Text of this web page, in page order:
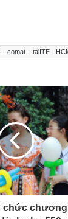
comat – taiITE -
chức